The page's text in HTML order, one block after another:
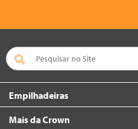
Empilhadeiras
Mais da Crown